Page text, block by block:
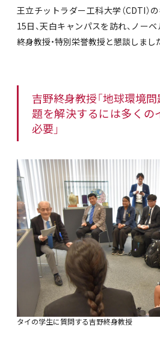
王立チットラダー工科大学（CDTI）
15日、天白キャンパスを訪れ、ノー
終身教授・特別栄誉教授と懇談しまし
吉野終身教授「地球環境
題を解決するには多くの
必要」
タイの学生に質問する吉野終身教授